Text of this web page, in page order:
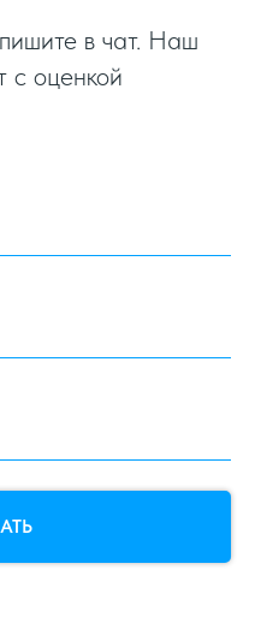
в чат. Наш
с оценкой